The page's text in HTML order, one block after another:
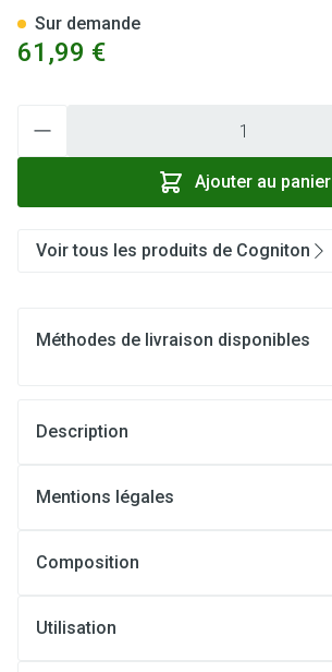
61,99 €
Ajouter au panier
Sur demande
Voir tous les produits de Cogniton
Méthodes de livraison disponibles
Description
Mentions légales
Composition
Utilisation